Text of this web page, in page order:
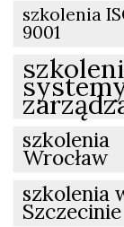
szkolenia
9001
szkolenia
Wrocław
szkolenia
Szczecinie